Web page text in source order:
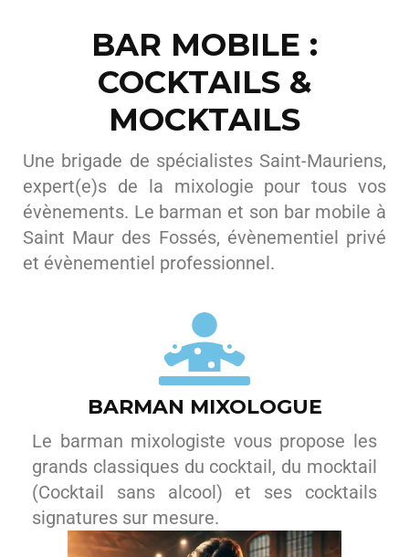
BAR MOBILE :
COCKTAILS &
MOCKTAILS
Une brigade de spécialistes Saint-Mauriens,
expert(e)s de la mixologie pour tous vos
évènements. Le barman et son bar mobile à
Saint Maur des Fossés, évènementiel privé
et évènementiel professionnel.
BARMAN MIXOLOGUE
Le barman mixologiste vous propose les
grands classiques du cocktail, du mocktail
(Cocktail sans alcool) et ses cocktails
signatures sur mesure.